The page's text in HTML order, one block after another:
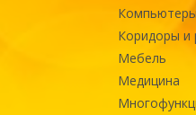
Коридоры и
Мебель
Медицина